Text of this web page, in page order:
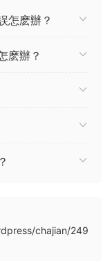
怎麽辦？
麽辦？
chajian/249